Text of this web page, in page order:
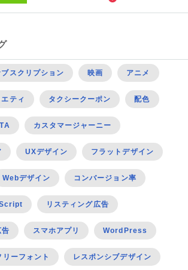
ブスクリプション 映画 アニメ
ティ タクシークーポン 配色
カスタマージャーニー
UXデザイン フラットデザイン
Webデザイン コンバージョン率
リスティング広告
スマホアプリ WordPress
リーフォント レスポンシブデザイン